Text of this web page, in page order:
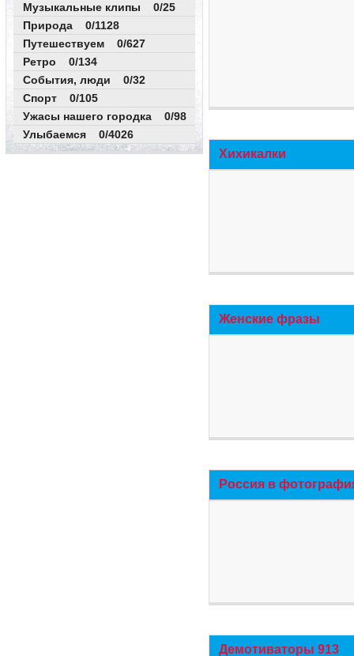
Музыкальные клипы 0/25
Природа 0/1128
Путешествуем 0/627
Ретро 0/134
События, люди 0/32
Спорт 0/105
Ужасы нашего городка 0/98
Улыбаемся 0/4026
Хихикалки
Женские фразы
Россия в
Демотиваторы 913